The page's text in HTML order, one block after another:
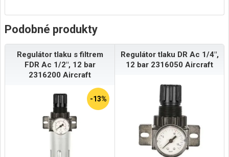
Podobné produkty
Regulátor tlaku s filtrem
FDR Ac 1/2", 12 bar
2316200 Aircraft
-13%
Regulátor tlaku DR Ac 1/4",
12 bar 2316050 Aircraft